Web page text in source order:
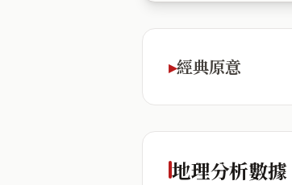
經典原意
地理分析數據